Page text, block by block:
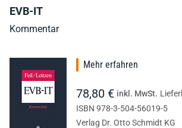
EVB-IT
Kommentar
Mehr erfahren
78,80 € inkl. MwSt.
ISBN 978-3-504-56019-5
Verlag Dr. Otto Schmidt KG